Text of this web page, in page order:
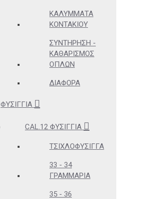
ΚΑΛΎΜΜΑΤΑ
ΚΟΝΤΑΚΊΟΥ
ΣΥΝΤΉΡΗΣΗ -
ΚΑΘΑΡΙΣΜΌΣ
ΌΠΛΩΝ
ΔΙΆΦΟΡΑ
ΦΥΣΊΓΓΙΑ
CAL.12 ΦΥΣΊΓΓΙΑ
ΤΣΙΧΛΟΦΎΣΙΓΓΑ
33 - 34
ΓΡΑΜΜΆΡΙΑ
35 - 36